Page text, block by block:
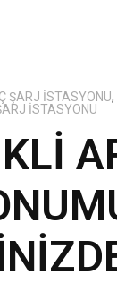
ŞARJ İSTASYONU,
İSTASYONU